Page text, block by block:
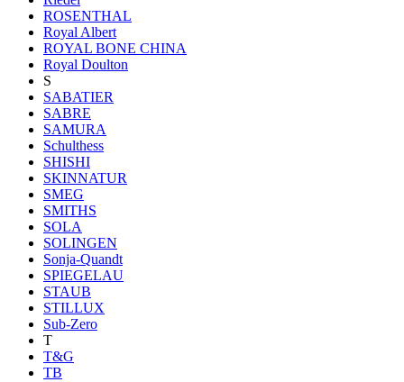
ROSENTHAL
Royal Albert
ROYAL BONE CHINA
Royal Doulton
S
SABATIER
SABRE
SAMURA
Schulthess
SHISHI
SKINNATUR
SMEG
SMITHS
SOLA
SOLINGEN
Sonja-Quandt
SPIEGELAU
STAUB
STILLUX
Sub-Zero
T
T&G
TB